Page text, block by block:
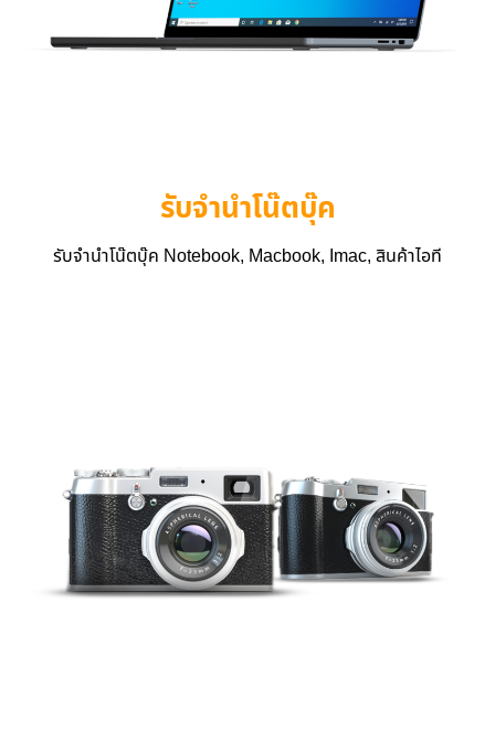
รับจำนำโน๊ตบุ๊ค
รับจำนำโน๊ตบุ๊ค Notebook, Macbook, Imac, สินค้าไอที